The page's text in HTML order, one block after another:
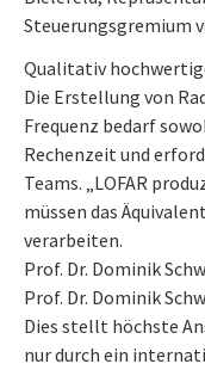
Steuerungsgremium
Qualitativ
Die Erstellung von
Frequenz bedarf
Rechenzeit und
Teams. „LOFAR
müssen das
verarbeiten.
Prof. Dr. Dominik
Prof. Dr. Dominik
Dies stellt höchste
nur durch ein